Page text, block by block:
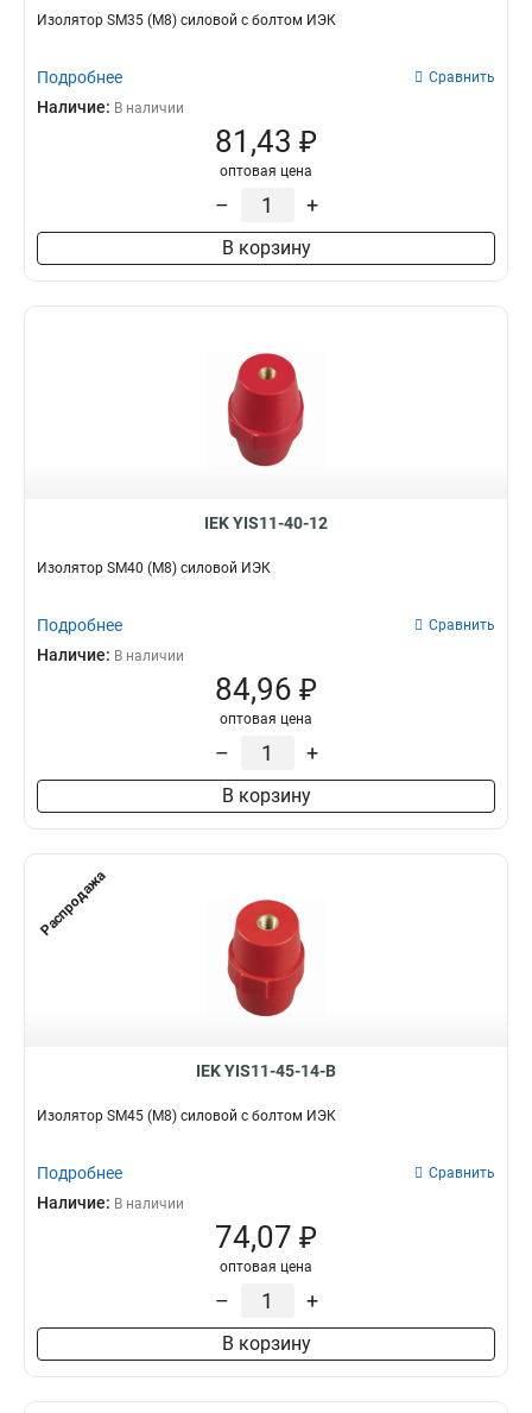
Изолятор SM35 (М8) силовой с болтом ИЭК
Подробнее Сравнить
Наличие: В наличии
81,43 ₽
оптовая цена
– +
В корзину
IEK YIS11-40-12
Изолятор SM40 (М8) силовой ИЭК
Подробнее Сравнить
Наличие: В наличии
84,96 ₽
оптовая цена
– +
В корзину
Распродажа
IEK YIS11-45-14-B
Изолятор SM45 (М8) силовой с болтом ИЭК
Подробнее Сравнить
Наличие: В наличии
74,07 ₽
оптовая цена
– +
В корзину